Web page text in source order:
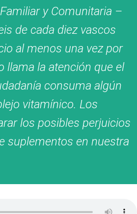
y Comunitaria –
de cada diez vascos
al menos una vez por
llama la atención que el
consuma algún
vitamínico. Los
los posibles perjuicios
suplementos en nuestra